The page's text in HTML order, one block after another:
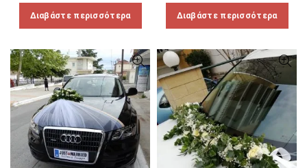
Διαβάστε περισσότερα Διαβάστε περισσότερα